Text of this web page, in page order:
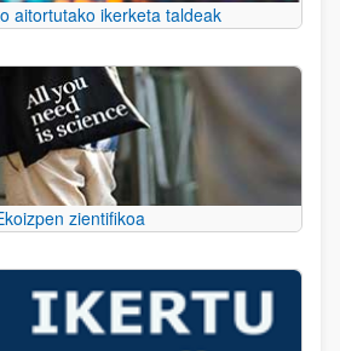
aitortutako ikerketa taldeak
zientifikoa